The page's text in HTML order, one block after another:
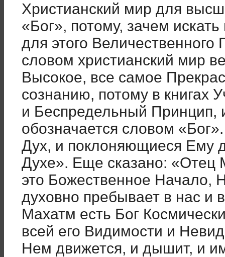
Христианский мир для
«Бог», потому, зачем
для этого
словом христианский мир
Высокое, все самое
сознанию, потому в книгах
и Беспредельный Принцип,
обозначается словом
Дух, и поклоняющиеся Ему
Духе». Еще сказано:
это Божественное Начало,
духовно пребывает в нас и
Махатм есть Бог
всей его Видимости и
Нем движется, и дышит, и